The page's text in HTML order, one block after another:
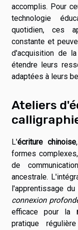
accomplis. Pour
technologie
quotidien, ces
constante et
d'acquisition de
étendre leurs
adaptées à leurs
Ateliers
L'écriture chinoise
formes
de
ancestrale.
l'apprentissage
connexion
efficace pour la
pratique